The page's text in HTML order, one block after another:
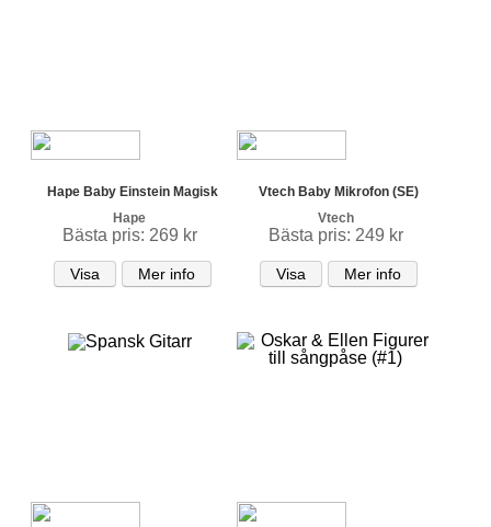
Hape Baby Einstein Magisk
Hape
Bästa pris: 269 kr
Visa Mer info
Vtech Baby Mikrofon (SE)
Vtech
Bästa pris: 249 kr
Visa Mer info